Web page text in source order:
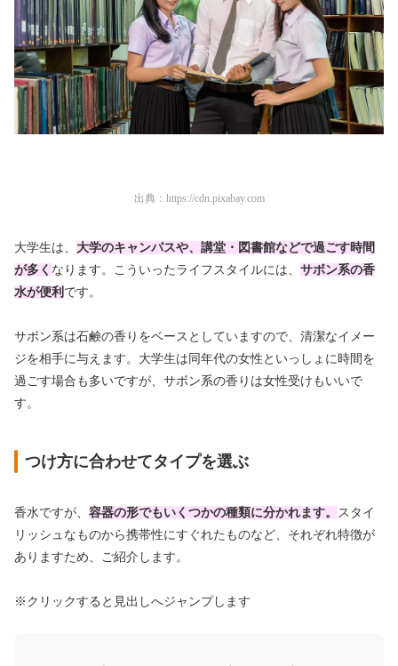
出典： https://cdn.pixabay.com
大学生は、 大学のキャンパスや、講堂・図書館などで過ごす時間
が多く なります。こういったライフスタイルには、 サボン系の香
水が便利 です。
サボン系は石鹸の香りをベースとしていますので、清潔なイメー
ジを相手に与えます。大学生は同年代の女性といっしょに時間を
過ごす場合も多いですが、サボン系の香りは女性受けもいいで
す。
つけ方に合わせてタイプを選ぶ
香水ですが、 容器の形でもいくつかの種類に分かれます。
スタイ
リッシュなものから携帯性にすぐれたものなど、 それぞれ特徴が
ありますため、ご紹介します。
※クリックすると見出しへジャンプします